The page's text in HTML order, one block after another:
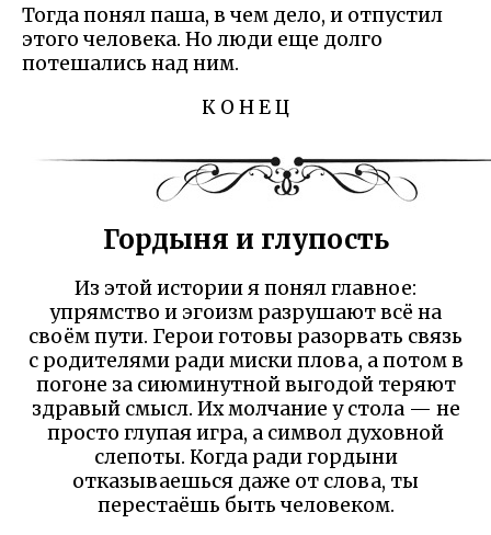
Тогда понял паша, в чем дело, и отпустил
этого человека. Но люди еще долго
потешались над ним.
К О Н Е Ц
Гордыня и глупость
Из этой истории я понял главное:
упрямство и эгоизм разрушают всё на
своём пути. Герои готовы разорвать связь
с родителями ради миски плова, а потом в
погоне за сиюминутной выгодой теряют
здравый смысл. Их молчание у стола — не
просто глупая игра, а символ духовной
слепоты. Когда ради гордыни
отказываешься даже от слова, ты
перестаёшь быть человеком.